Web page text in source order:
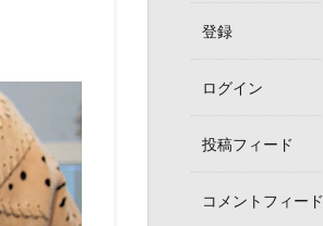
登録
ログイン
投稿フィード
コメントフィード